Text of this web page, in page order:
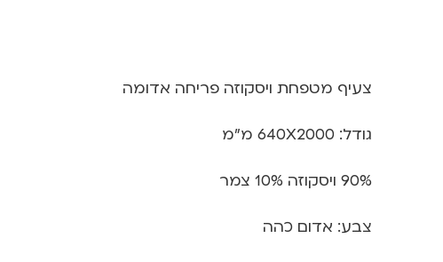
צעיף מטפחת ויסקוזה פריחה אדומה
גודל: 640X2000 מ”מ
90% ויסקוזה 10% צמר
צבע: אדום כהה